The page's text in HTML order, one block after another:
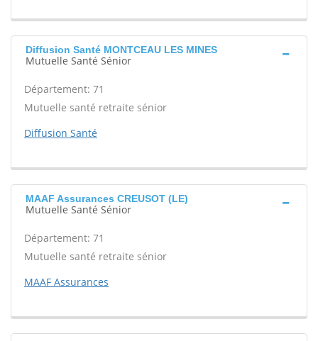
Diffusion Santé MONTCEAU LES MINES
Mutuelle Santé Sénior
Département: 71
Mutuelle santé retraite sénior
Diffusion Santé
MAAF Assurances CREUSOT (LE)
Mutuelle Santé Sénior
Département: 71
Mutuelle santé retraite sénior
MAAF Assurances